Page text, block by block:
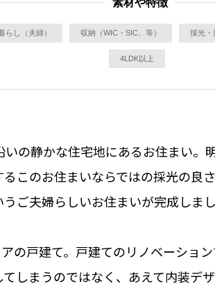
の静かな住宅地にあるお住まい。
このお住まいならではの採光の良
ご夫婦らしいお住まいが完成しまし
の戸建て。戸建てのリノベーショ
しまうのではなく、あえて内装デ
素材や特徴
らし（夫婦） 収納（WIC・SIC、等） 採光・
4LDK以上